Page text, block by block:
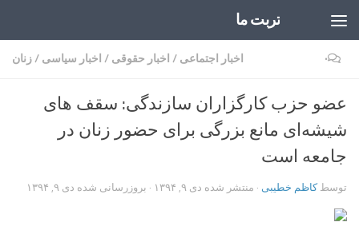
تربت ما
اخبار اجتماعی / اخبار حقوقی / اخبار سیاسی /زنان ۰
عضو حزب کارگزاران سازندگی: سقف های
شیشه‌ای مانع بزرگی برای حضور زنان در
جامعه است
توسطکاظم خطیبی · منتشر شده دی ۹, ۱۳۹۴ · بروزرسانی شده دی ۹, ۱۳۹۴